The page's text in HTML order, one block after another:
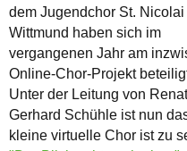
dem Jugendchor St. Nicolai
Wittmund haben sich im
vergangenen Jahr am
Online-Chor-Projekt
Unter der Leitung von
Gerhard Schühle ist nun
kleine virtuelle Chor ist zu